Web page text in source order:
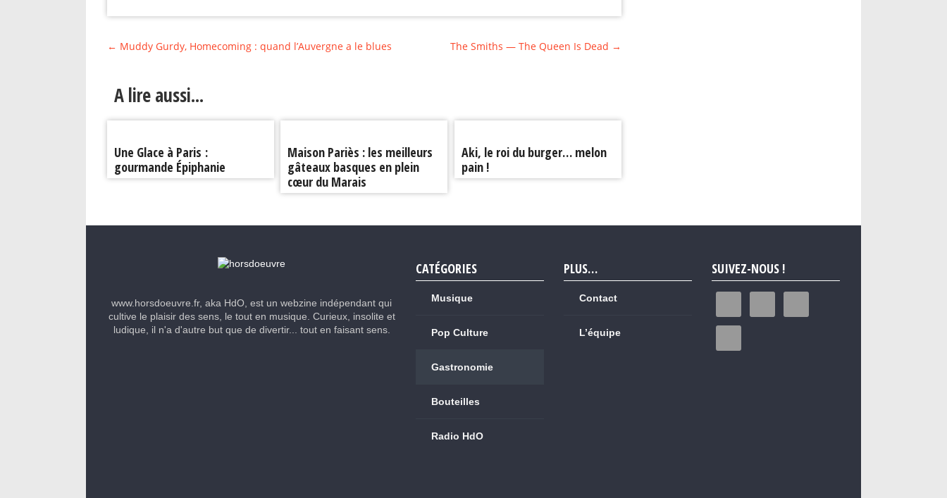
← Muddy Gurdy, Homecoming : quand l’Auvergne a le blues The Smiths — The Queen Is Dead →
A lire aussi...
Une Glace à Paris :
gourmande Épiphanie
Maison Pariès : les meilleurs
gâteaux basques en plein
cœur du Marais
Aki, le roi du burger… melon
pain !
www.horsdoeuvre.fr, aka HdO, est un webzine indépendant qui
cultive le plaisir des sens, le tout en musique. Curieux, insolite et
ludique, il n'a d'autre but que de divertir... tout en faisant sens.
CATÉGORIES
Musique
Pop Culture
Gastronomie
Bouteilles
Radio HdO
PLUS…
Contact
L’équipe
SUIVEZ-NOUS !